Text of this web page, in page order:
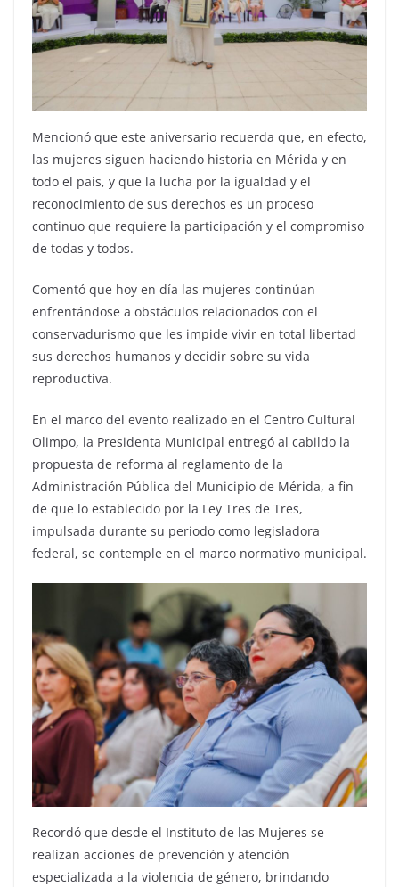
Mencionó que este aniversario recuerda que, en efecto,
las mujeres siguen haciendo historia en Mérida y en
todo el país, y que la lucha por la igualdad y el
reconocimiento de sus derechos es un proceso
continuo que requiere la participación y el compromiso
de todas y todos.
Comentó que hoy en día las mujeres continúan
enfrentándose a obstáculos relacionados con el
conservadurismo que les impide vivir en total libertad
sus derechos humanos y decidir sobre su vida
reproductiva.
En el marco del evento realizado en el Centro Cultural
Olimpo, la Presidenta Municipal entregó al cabildo la
propuesta de reforma al reglamento de la
Administración Pública del Municipio de Mérida, a fin
de que lo establecido por la Ley Tres de Tres,
impulsada durante su periodo como legisladora
federal, se contemple en el marco normativo municipal.
Recordó que desde el Instituto de las Mujeres se
realizan acciones de prevención y atención
especializada a la violencia de género, brindando